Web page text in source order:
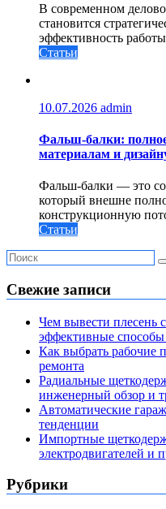
В современном
становится
эффективность
Статьи
10.07.2026 admin
Фальш-балки:
материалам и
Фальш-балки — это
который внешне
конструкционную
Статьи
Свежие записи
Чем вывести плесень
эффективные способы
Как выбрать рабочие
ремонта
Радиальные
инженерный обзор и
Автоматические
тенденции
Импортные
электродвигателей и
Рубрики